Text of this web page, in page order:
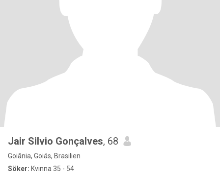
Jair Silvio Gonçalves, 68
Goiânia, Goiás, Brasilien
Söker: Kvinna 35 - 54